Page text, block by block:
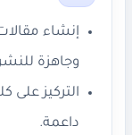
إنشاء
وجاهزة
التركيز على
داعمة.